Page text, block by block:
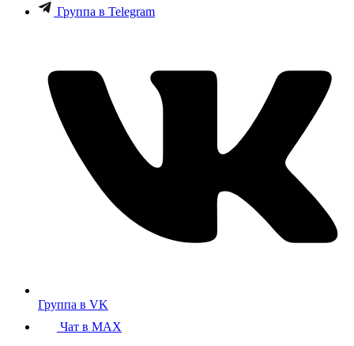
Группа в Telegram
Группа в VK
Чат в MAX